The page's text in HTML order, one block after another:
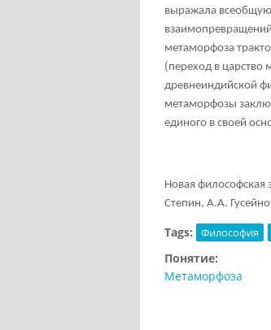
выражала всеобщую
метаморфоза
(переход в
древнеиндийской
метаморфозы
единого в своей
Новая философская
Степин, А.А.
Tags: Философия
Понятие:
Метаморфоза